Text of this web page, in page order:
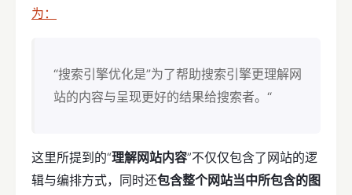
为：
“搜索引擎优化是”为了帮助搜索引擎更理解网
站的内容与呈现更好的结果给搜索者。“
这里所提到的“理解网站内容”不仅仅包含了网站的逻
辑与编排方式，同时还包含整个网站当中所包含的图